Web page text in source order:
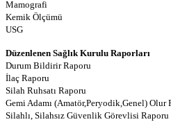
Mamografi
Kemik Ölçümü
USG
Düzenlenen Sağlık Kurulu Raporları
Durum Bildirir Raporu
İlaç Raporu
Silah Ruhsatı Raporu
Gemi Adamı (Amatör,Peryodik,Genel) Olur
Silahlı, Silahsız Güvenlik Görevlisi Raporu